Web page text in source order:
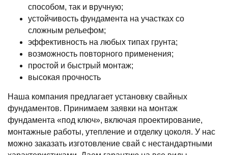
способом, так и вручную;
устойчивость фундамента на участках со
сложным рельефом;
эффективность на любых типах грунта;
возможность повторного применения;
простой и быстрый монтаж;
высокая прочность
Наша компания предлагает установку свайных
фундаментов. Принимаем заявки на монтаж
фундамента «под ключ», включая проектирование,
монтажные работы, утепление и отделку цоколя. У нас
можно заказать изготовление свай с нестандартными